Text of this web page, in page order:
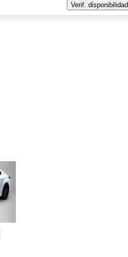
Verif. disponibilidad